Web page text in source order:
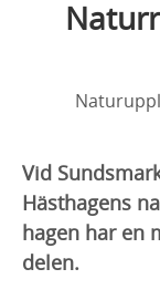
Vid
Hästhagens
hagen har en
delen.